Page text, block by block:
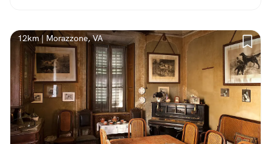
12km | Morazzone, VA